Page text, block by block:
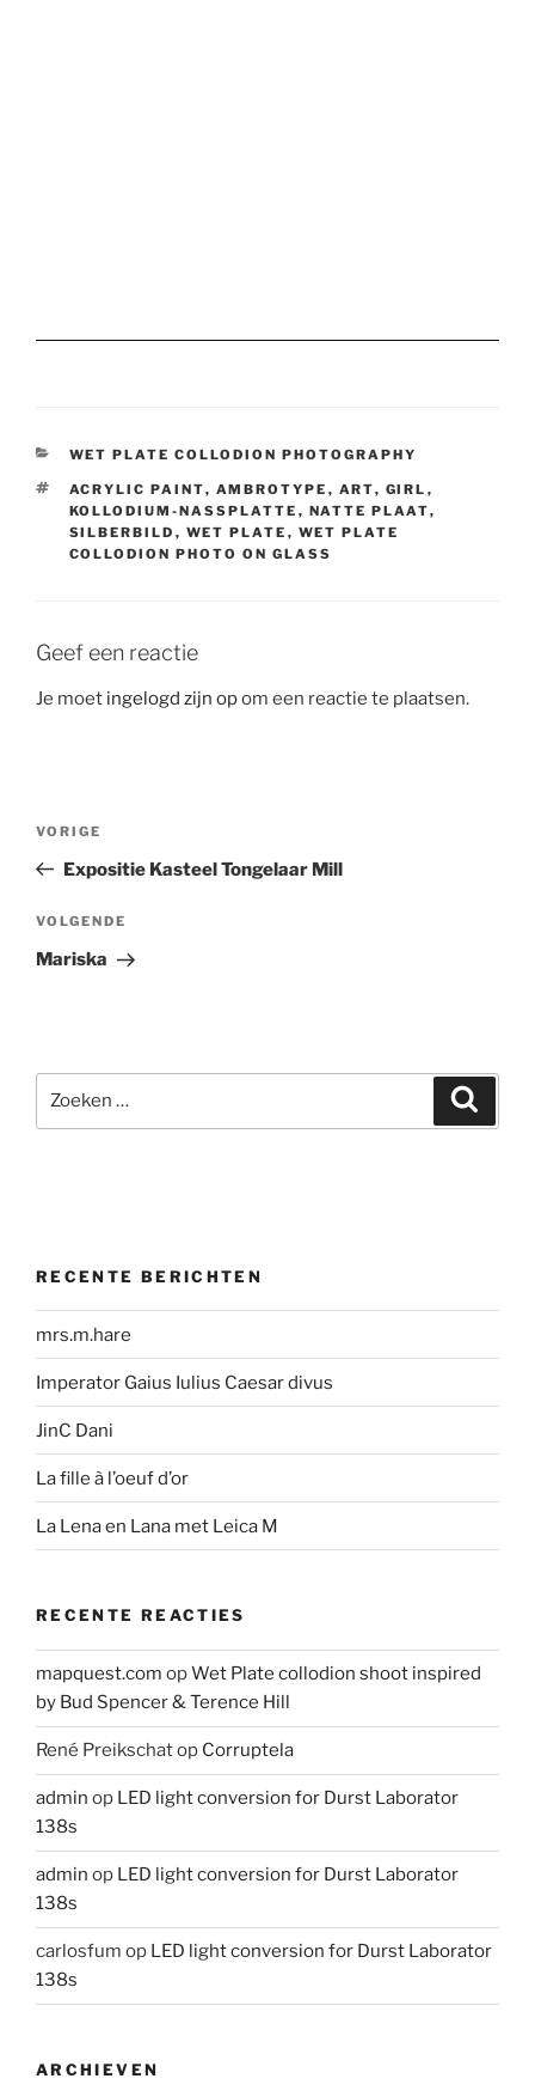
CATEGORIEËN
WET PLATE COLLODION PHOTOGRAPHY
TAGS
ACRYLIC PAINT, AMBROTYPE , ART, GIRL ,
KOLLODIUM-NASSPLATTE , NATTE PLAAT,
SILBERBILD , WET PLATE , WET PLATE
COLLODION PHOTO ON GLASS
Geef een reactie
Je moet ingelogd zijn opom een reactie te plaatsen.
Vorig
bericht
VORIGE
Expositie Kasteel Tongelaar Mill
Volgend
bericht
VOLGENDE
Mariska
naar:
RECENTE BERICHTEN
mrs.m.hare
Imperator Gaius Iulius Caesar divus
JinC Dani
La fille à l’oeuf d’or
La Lena en Lana met Leica M
RECENTE REACTIES
mapquest.com opWet Plate collodion shoot inspired
by Bud Spencer & Terence Hill
René Preikschatop Corruptela
admin op LED light conversion for Durst Laborator
138s
admin op LED light conversion for Durst Laborator
138s
carlosfum op LED light conversion for Durst Laborator
138s
ARCHIEVEN